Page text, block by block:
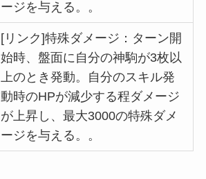
ージを与える。。
[リンク]特殊ダメージ：ターン開
始時、盤面に自分の神駒が3枚以
上のとき発動。自分のスキル発
動時のHPが減少する程ダメージ
が上昇し、最大3000の特殊ダメ
ージを与える。。